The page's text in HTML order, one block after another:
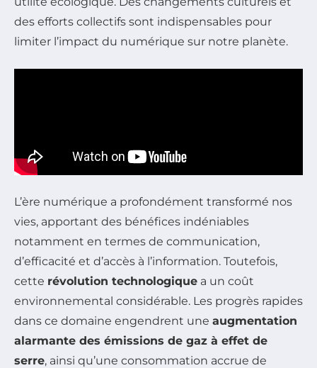
des efforts collectifs sont indispensables pour
limiter l’impact du numérique sur notre planète.
L’ère numérique a profondément transformé nos
vies, apportant des bénéfices indéniables
notamment en termes de communication,
d’efficacité et d’accès à l’information. Toutefois,
cette révolution technologique a un coût
environnemental considérable. Les progrès rapides
dans ce domaine engendrent une augmentation
alarmante des émissions de gaz à effet de
serre, ainsi qu’une consommation accrue de